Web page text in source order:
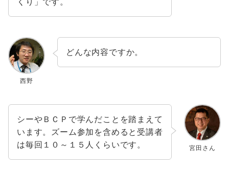
西野
どんな内容ですか。
宮田さん
シーやＢＣＰで学んだことを踏まえて
います。ズーム参加を含めると受講者
は毎回１０～１５人くらいです。